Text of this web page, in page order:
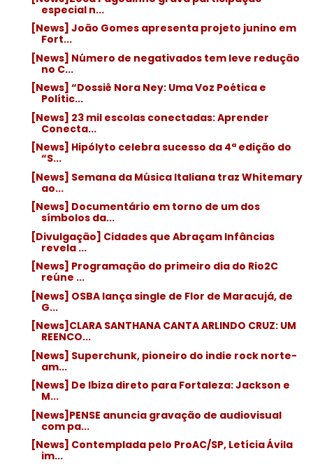
especial n...
[News] João Gomes apresenta projeto junino em
Fort...
[News] Número de negativados tem leve redução
no C...
[News] “Dossiê Nora Ney: Uma Voz Poética e
Polític...
[News] 23 mil escolas conectadas: Aprender
Conecta...
[News] Hipólyto celebra sucesso da 4ª edição do
“S...
[News] Semana da Música Italiana traz Whitemary
ao...
[News] Documentário em torno de um dos
símbolos da...
[Divulgação] Cidades que Abraçam Infâncias
revela ...
[News] Programação do primeiro dia do Rio2C
reúne ...
[News] OSBA lança single de Flor de Maracujá, de
G...
[News]CLARA SANTHANA CANTA ARLINDO CRUZ: UM
REENCO...
[News] Superchunk, pioneiro do indie rock norte-
am...
[News] De Ibiza direto para Fortaleza: Jackson e
M...
[News]PENSE anuncia gravação de audiovisual
com pa...
[News] Contemplada pelo ProAC/SP, Letícia Ávila
im...